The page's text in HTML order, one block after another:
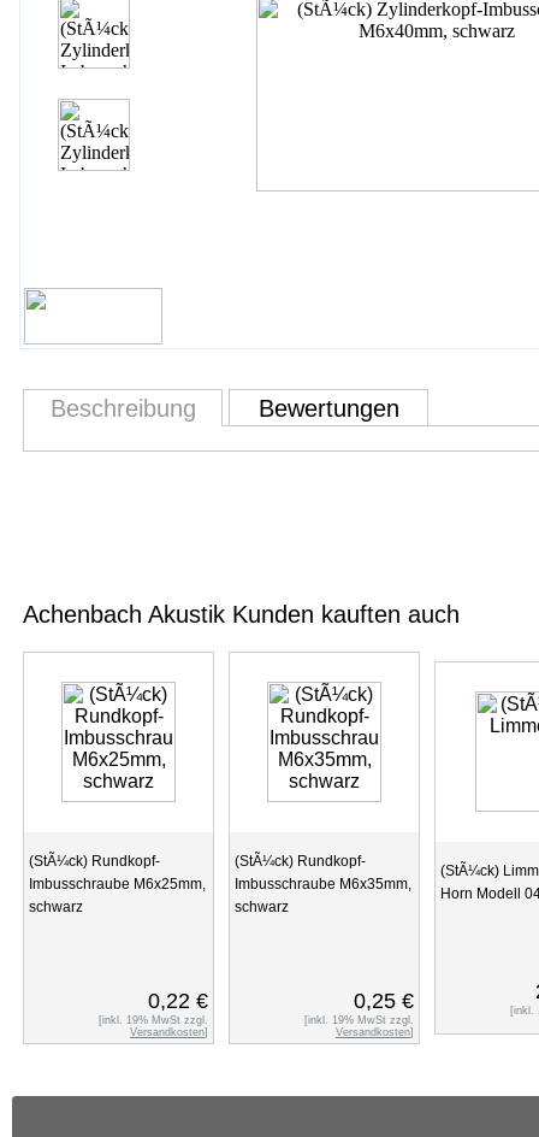
Beschreibung Bewertungen
Achenbach Akustik Kunden kauften auch
(StÃ¼ck) Rundkopf-
Imbusschraube M6x25mm,
schwarz
0,22 €
[inkl. 19% MwSt zzgl.
Versandkosten]
(StÃ¼ck) Rundkopf-
Imbusschraube M6x35mm,
schwarz
0,25 €
[inkl. 19% MwSt zzgl.
Versandkosten]
(StÃ¼ck)
Horn Modell
[inkl.